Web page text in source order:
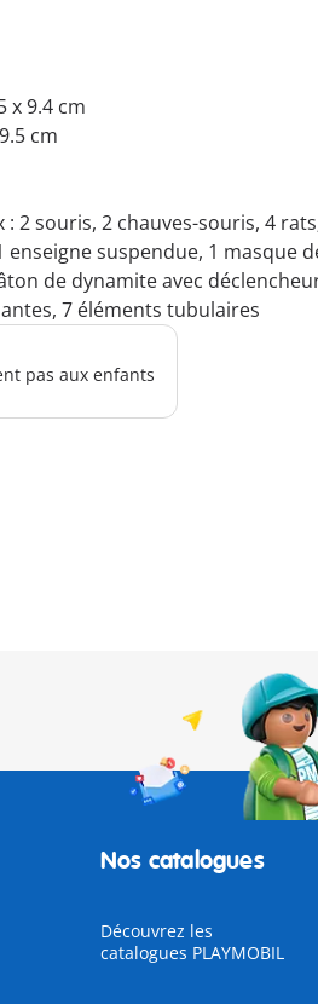
x 9.4 cm
cm
2 souris, 2 chauves-souris, 4
enseigne suspendue, 1
de dynamite avec
7 éléments tubulaires
pas aux enfants
Nos catalogues
Découvrez les
catalogues PLAYMOBIL